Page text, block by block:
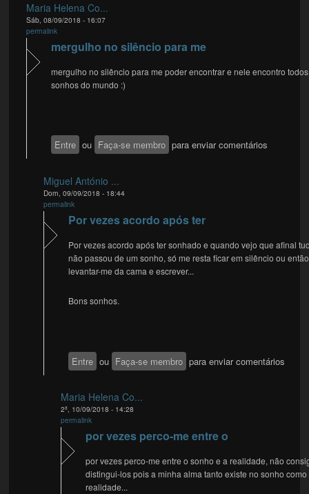
Maria Helena Co...
Sáb, 08/09/2018 - 16:07
permalink
mergulho no silêncio para me
mergulho no silêncio para me poder encontrar e nele encontro
sonhos do mundo :)
Entre ou Faça-se membro para enviar comentários
Miguel António ...
Dom, 09/09/2018 - 18:44
permalink
Por vezes acordo após ter
Por vezes acordo após ter sonhado e quando vejo que afinal
não passou de um sonho, só me resta ficar em silêncio ou então
levantar-me da cama e escrever...
Bons sonhos.
Entre ou Faça-se membro para enviar comentários
Maria Helena Co...
2ª, 10/09/2018 - 14:28
permalink
por vezes perco-me entre o
por vezes perco-me entre o sonho e a realidade, não
distingui-los pois a minha alma tanto existe no sonho
realidade...